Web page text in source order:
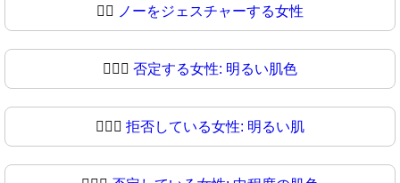
🙎‍♀ ノーをジェスチャーする女性
🙎🏻‍♀️ 否定する女性: 明るい肌色
🙎🏻‍♀ 拒否している女性: 明るい肌